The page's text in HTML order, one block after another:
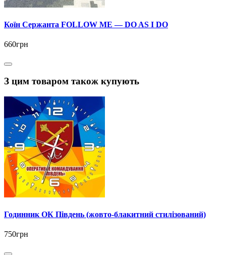
Коїн Сержанта FOLLOW ME — DO AS I DO
660грн
З цим товаром також купують
Годинник ОК Південь (жовто-блакитний стилізований)
750грн